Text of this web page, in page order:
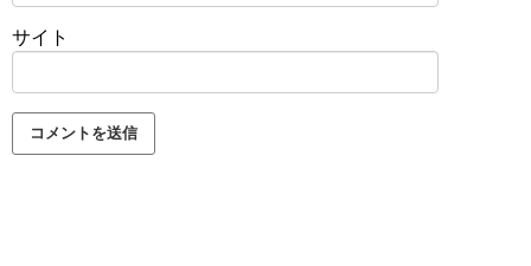
サイト